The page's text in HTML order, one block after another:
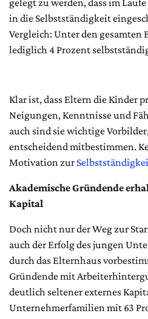
in die Selbstständigkeit
Vergleich: Unter den gesamten
lediglich 4 Prozent
Klar ist, dass Eltern die Kinder
Neigungen, Kenntnisse und
auch sind sie wichtige
entscheidend mitbestimmen.
Motivation zur
Akademische Gründende
Kapital
Doch nicht nur der Weg zur
auch der Erfolg des jungen
durch das Elternhaus
Gründende mit
deutlich seltener externes
Unternehmerfamilien mit 63